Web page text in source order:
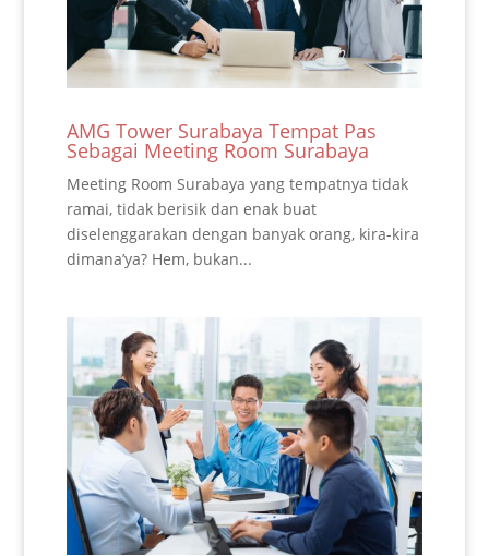
AMG Tower Surabaya Tempat Pas
Sebagai Meeting Room Surabaya
Meeting Room Surabaya yang tempatnya tidak
ramai, tidak berisik dan enak buat
diselenggarakan dengan banyak orang, kira-kira
dimana’ya? Hem, bukan...